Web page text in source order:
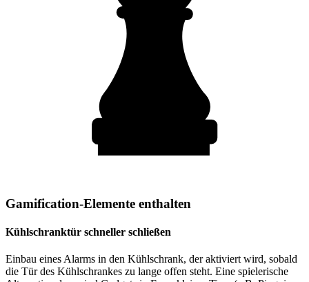
Gamification-Elemente enthalten
Kühlschranktür schneller schließen
Einbau eines Alarms in den Kühlschrank, der aktiviert wird, sobald
die Tür des Kühlschrankes zu lange offen steht. Eine spielerische